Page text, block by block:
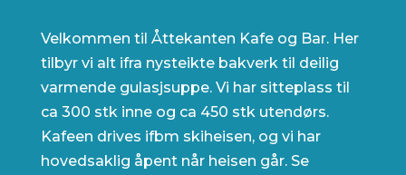
Velkommen til Åttekanten Kafe og Bar. Her
tilbyr vi alt ifra nysteikte bakverk til deilig
varmende gulasjsuppe. Vi har sitteplass til
ca 300 stk inne og ca 450 stk utendørs.
Kafeen drives ifbm skiheisen, og vi har
hovedsaklig åpent når heisen går. Se